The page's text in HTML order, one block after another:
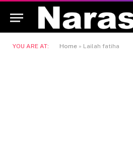
YOU ARE AT: Home » Lailah fatiha